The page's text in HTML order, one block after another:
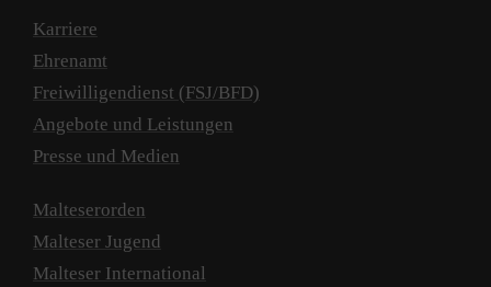
Karriere
Ehrenamt
Freiwilligendienst (FSJ/BFD)
Angebote und Leistungen
Presse und Medien
Malteserorden
Malteser Jugend
Malteser International